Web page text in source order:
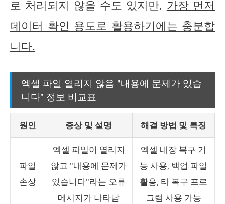
로 처리되지 않을 수도 있지만, 가장 먼저
데이터 확인 용도로 활용하기에는 충분합
니다.
엑셀 파일 열리지 않음 "내용에 문제가 있습
니다" 정보 비교표
원인 증상 및 설명 해결 방법 및 특징
파일
손상
엑셀 파일이 열리지
않고 "내용에 문제가
있습니다"라는 오류
메시지가 나타남
엑셀 내장 복구 기
능 사용, 백업 파일
활용, 타 복구 프로
그램 사용 가능